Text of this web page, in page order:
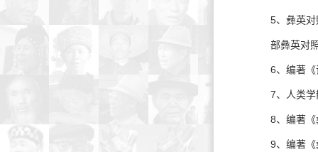
5、彝英
部彝英对
6、编著
7、人类
8、编著
9、编著